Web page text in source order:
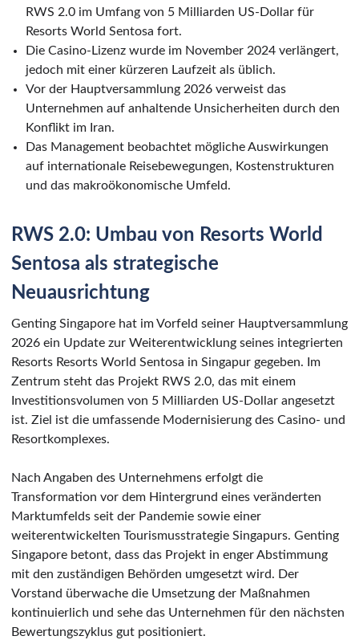
RWS 2.0 im Umfang von 5 Milliarden US-Dollar für
Resorts World Sentosa fort.
Die Casino-Lizenz wurde im November 2024 verlängert,
jedoch mit einer kürzeren Laufzeit als üblich.
Vor der Hauptversammlung 2026 verweist das
Unternehmen auf anhaltende Unsicherheiten durch den
Konflikt im Iran.
Das Management beobachtet mögliche Auswirkungen
auf internationale Reisebewegungen, Kostenstrukturen
und das makroökonomische Umfeld.
RWS 2.0: Umbau von Resorts World
Sentosa als strategische
Neuausrichtung
Genting Singapore hat im Vorfeld seiner Hauptversammlung
2026 ein Update zur Weiterentwicklung seines integrierten
Resorts Resorts World Sentosa in Singapur gegeben. Im
Zentrum steht das Projekt RWS 2.0, das mit einem
Investitionsvolumen von 5 Milliarden US-Dollar angesetzt
ist. Ziel ist die umfassende Modernisierung des Casino- und
Resortkomplexes.
Nach Angaben des Unternehmens erfolgt die
Transformation vor dem Hintergrund eines veränderten
Marktumfelds seit der Pandemie sowie einer
weiterentwickelten Tourismusstrategie Singapurs. Genting
Singapore betont, dass das Projekt in enger Abstimmung
mit den zuständigen Behörden umgesetzt wird. Der
Vorstand überwache die Umsetzung der Maßnahmen
kontinuierlich und sehe das Unternehmen für den nächsten
Bewertungszyklus gut positioniert.